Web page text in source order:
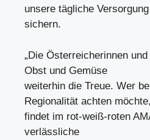
unsere tägliche Versorgung
sichern.
„Die Österreicherinnen
Obst und Gemüse
weiterhin die Treue. Wer
Regionalität achten möchte,
findet im rot-weiß-roten
verlässliche